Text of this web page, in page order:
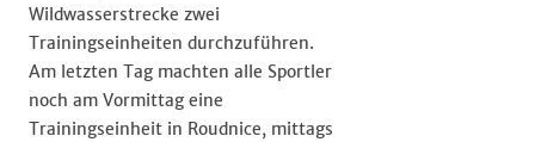
Wildwasserstrecke zwei
Trainingseinheiten durchzuführen.
Am letzten Tag machten alle Sportler
noch am Vormittag eine
Trainingseinheit in Roudnice, mittags